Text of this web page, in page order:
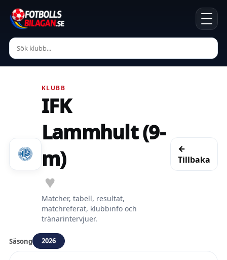
KLUBB
IFK
Lammhult (9-
m)
♥
Matcher, tabell, resultat,
matchreferat, klubbinfo och
tränarintervjuer.
←
Tillbaka
Säsong 2026